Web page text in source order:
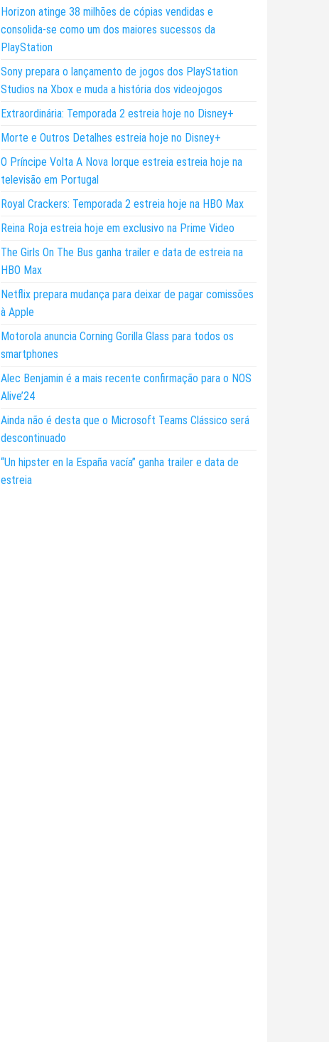
Horizon atinge 38 milhões de cópias vendidas e
consolida-se como um dos maiores sucessos da
PlayStation
Sony prepara o lançamento de jogos dos PlayStation
Studios na Xbox e muda a história dos videojogos
Extraordinária: Temporada 2 estreia hoje no Disney+
Morte e Outros Detalhes estreia hoje no Disney+
O Príncipe Volta A Nova Iorque estreia estreia hoje na
televisão em Portugal
Royal Crackers: Temporada 2 estreia hoje na HBO Max
Reina Roja estreia hoje em exclusivo na Prime Video
The Girls On The Bus ganha trailer e data de estreia na
HBO Max
Netflix prepara mudança para deixar de pagar comissões
à Apple
Motorola anuncia Corning Gorilla Glass para todos os
smartphones
Alec Benjamin é a mais recente confirmação para o NOS
Alive’24
Ainda não é desta que o Microsoft Teams Clássico será
descontinuado
“Un hipster en la España vacía” ganha trailer e data de
estreia